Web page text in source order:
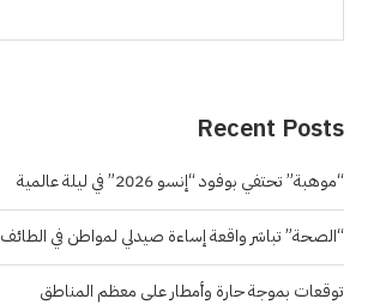
Recent Posts
“موهبة” تحتفي بوفود “إنسو 2026” في ليلة عالمية
“الصحة” تباشر واقعة إساءة صيدلي لمواطن في الطائف
توقعات بموجة حارة وأمطار على معظم المناطق